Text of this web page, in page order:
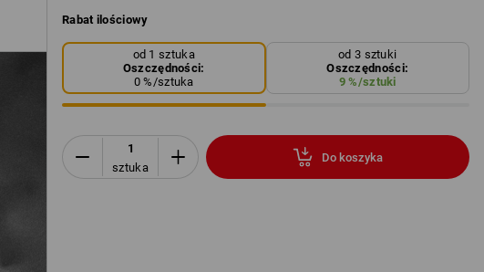
Rabat ilościowy
od 1 sztuka
Oszczędności:
0 %/sztuka
od 3 sztuki
Oszczędności:
9 %/sztuki
sztuka
Do koszyka